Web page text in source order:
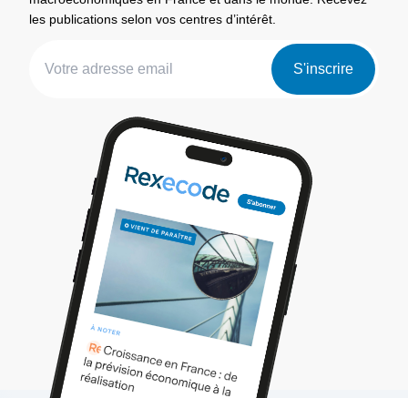
les publications selon vos centres d’intérêt.
S'inscrire